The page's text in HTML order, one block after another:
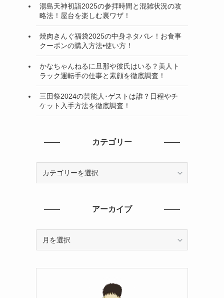
湯島天神初詣2025の参拝時間と混雑状況の攻
略法！屋台を楽しむ裏ワザ！
焼肉きんぐ福袋2025の中身ネタバレ！お食事
クーポンの購入方法•使い方！
かなちゃんねるに旦那や彼氏はいる？美人ト
ラック運転手の仕事と素顔を徹底調査！
三田祭2024の芸能人･ゲストは誰？日程やチ
ケット入手方法を徹底調査！
カテゴリー
アーカイブ
イ